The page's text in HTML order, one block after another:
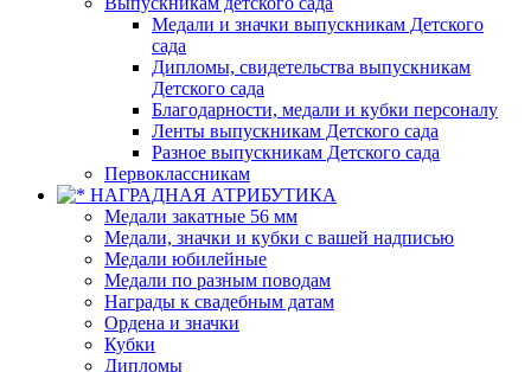
Медали и значки выпускникам Детского
сада
Дипломы, свидетельства выпускникам
Детского сада
Благодарности, медали и кубки персоналу
Ленты выпускникам Детского сада
Разное выпускникам Детского сада
Первоклассникам
НАГРАДНАЯ АТРИБУТИКА
Медали закатные 56 мм
Медали, значки и кубки с вашей надписью
Медали юбилейные
Медали по разным поводам
Награды к свадебным датам
Ордена и значки
Кубки
Дипломы